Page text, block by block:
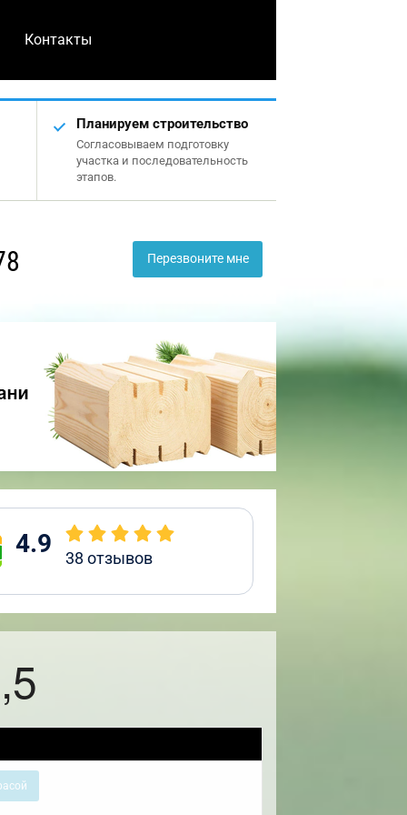
Контакты
Планируем строительство
Согласовываем подготовку
участка и последовательность
этапов.
Перезвоните мне
4.9 38 отзывов